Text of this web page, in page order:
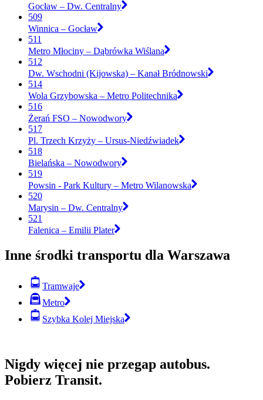
Gocław – Dw. Centralny
509
Winnica – Gocław
511
Metro Młociny – Dąbrówka Wiślana
512
Dw. Wschodni (Kijowska) – Kanał Bródnowski
514
Wola Grzybowska – Metro Politechnika
516
Żerań FSO – Nowodwory
517
Pl. Trzech Krzyży – Ursus-Niedźwiadek
518
Bielańska – Nowodwory
519
Powsin - Park Kultury – Metro Wilanowska
520
Marysin – Dw. Centralny
521
Falenica – Emilii Plater
Inne środki transportu dla Warszawa
Tramwaje
Metro
Szybka Kolej Miejska
Nigdy więcej nie przegap autobus.
Pobierz Transit.